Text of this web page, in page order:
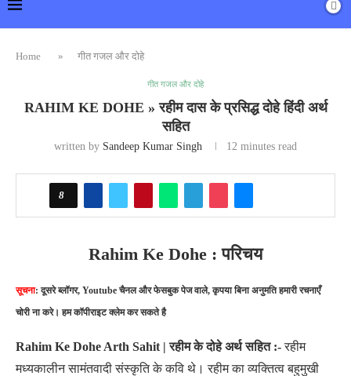
Home » गीत गजल और दोहे
गीत गजल और दोहे
RAHIM KE DOHE » रहीम दास के प्रसिद्ध दोहे हिंदी अर्थ
सहित
written by Sandeep Kumar Singh 12 minutes read
8
Rahim Ke Dohe : परिचय
सूचना: दूसरे ब्लॉगर, Youtube चैनल और फेसबुक पेज वाले, कृपया बिना अनुमति हमारी रचनाएँ
चोरी ना करे। हम कॉपीराइट क्लेम कर सकते है
Rahim Ke Dohe Arth Sahit | रहीम के दोहे अर्थ सहित :-रहीम
मध्यकालीन सामंतवादी संस्कृति के कवि थे। रहीम का व्यक्तित्व बहुमुखी